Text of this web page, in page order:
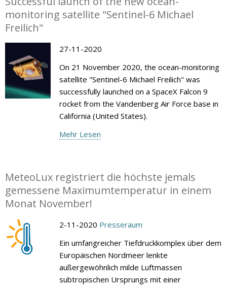
monitoring satellite "Sentinel-6 Michael
Freilich"
27-11-2020
On 21 November 2020, the ocean-monitoring
satellite "Sentinel-6 Michael Freilich" was
successfully launched on a SpaceX Falcon 9
rocket from the Vandenberg Air Force base in
California (United States).
Mehr Lesen
MeteoLux registriert die höchste jemals
gemessene Maximumtemperatur in einem
Monat November!
2-11-2020 Presseraum
Ein umfangreicher Tiefdruckkomplex über dem
Europäischen Nordmeer lenkte
außergewöhnlich milde Luftmassen
subtropischen Ursprungs mit einer